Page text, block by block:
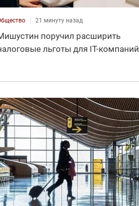
21 минуту назад
поручил расширить
льготы для IT-компаний